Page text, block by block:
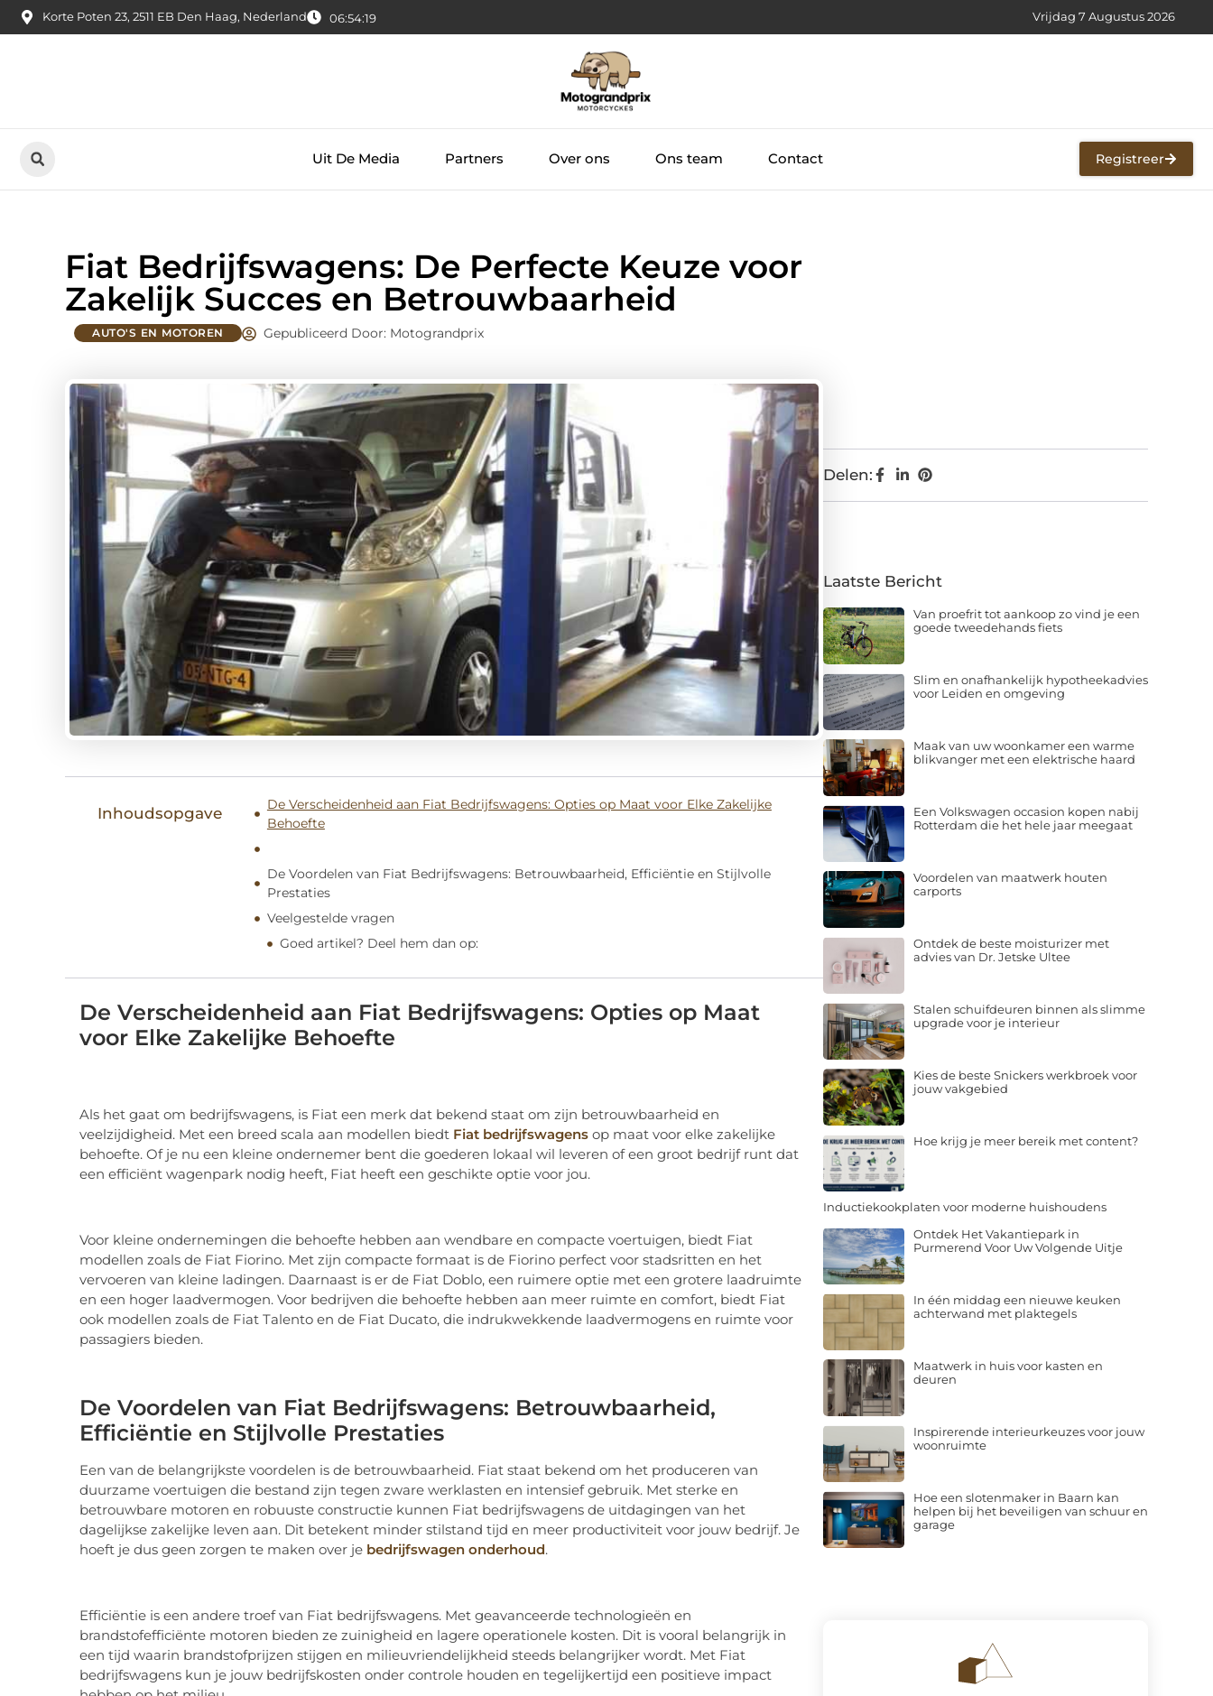
Korte Poten 23, 2511 EB Den Haag, Nederland 06:54:20 Vrijdag 7 Augustus 2026
Uit De Media Partners Over ons Ons team Contact Registreer
Fiat Bedrijfswagens: De Perfecte Keuze voor
Zakelijk Succes en Betrouwbaarheid
AUTO'S EN MOTOREN Gepubliceerd Door: Motograndprix
Inhoudsopgave
De Verscheidenheid aan Fiat Bedrijfswagens: Opties op Maat voor Elke Zakelijke
Behoefte
De Voordelen van Fiat Bedrijfswagens: Betrouwbaarheid, Efficiëntie en Stijlvolle
Prestaties
Veelgestelde vragen
Goed artikel? Deel hem dan op:
De Verscheidenheid aan Fiat Bedrijfswagens: Opties op Maat
voor Elke Zakelijke Behoefte
Als het gaat om bedrijfswagens, is Fiat een merk dat bekend staat om zijn betrouwbaarheid en
veelzijdigheid. Met een breed scala aan modellen biedt Fiat bedrijfswagens op maat voor elke zakelijke
behoefte. Of je nu een kleine ondernemer bent die goederen lokaal wil leveren of een groot bedrijf runt dat
een efficiënt wagenpark nodig heeft, Fiat heeft een geschikte optie voor jou.
Voor kleine ondernemingen die behoefte hebben aan wendbare en compacte voertuigen, biedt Fiat
modellen zoals de Fiat Fiorino. Met zijn compacte formaat is de Fiorino perfect voor stadsritten en het
vervoeren van kleine ladingen. Daarnaast is er de Fiat Doblo, een ruimere optie met een grotere laadruimte
en een hoger laadvermogen. Voor bedrijven die behoefte hebben aan meer ruimte en comfort, biedt Fiat
ook modellen zoals de Fiat Talento en de Fiat Ducato, die indrukwekkende laadvermogens en ruimte voor
passagiers bieden.
De Voordelen van Fiat Bedrijfswagens: Betrouwbaarheid,
Efficiëntie en Stijlvolle Prestaties
Een van de belangrijkste voordelen is de betrouwbaarheid. Fiat staat bekend om het produceren van
duurzame voertuigen die bestand zijn tegen zware werklasten en intensief gebruik. Met sterke en
betrouwbare motoren en robuuste constructie kunnen Fiat bedrijfswagens de uitdagingen van het
dagelijkse zakelijke leven aan. Dit betekent minder stilstand tijd en meer productiviteit voor jouw bedrijf. Je
hoeft je dus geen zorgen te maken over je bedrijfswagen onderhoud.
Efficiëntie is een andere troef van Fiat bedrijfswagens. Met geavanceerde technologieën en
brandstofefficiënte motoren bieden ze zuinigheid en lagere operationele kosten. Dit is vooral belangrijk in
een tijd waarin brandstofprijzen stijgen en milieuvriendelijkheid steeds belangrijker wordt. Met Fiat
bedrijfswagens kun je jouw bedrijfskosten onder controle houden en tegelijkertijd een positieve impact
Delen:
Laatste Bericht
Van proefrit tot aankoop zo vind je een
goede tweedehands fiets
Slim en onafhankelijk hypotheekadvies
voor Leiden en omgeving
Maak van uw woonkamer een warme
blikvanger met een elektrische haard
Een Volkswagen occasion kopen nabij
Rotterdam die het hele jaar meegaat
Voordelen van maatwerk houten
carports
Ontdek de beste moisturizer met
advies van Dr. Jetske Ultee
Stalen schuifdeuren binnen als slimme
upgrade voor je interieur
Kies de beste Snickers werkbroek voor
jouw vakgebied
Hoe krijg je meer bereik met content?
Inductiekookplaten voor moderne huishoudens
Ontdek Het Vakantiepark in
Purmerend Voor Uw Volgende Uitje
In één middag een nieuwe keuken
achterwand met plaktegels
Maatwerk in huis voor kasten en
deuren
Inspirerende interieurkeuzes voor jouw
woonruimte
Hoe een slotenmaker in Baarn kan
helpen bij het beveiligen van schuur en
garage